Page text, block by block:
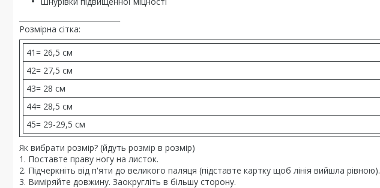
Розмірна сітка:
41= 26,5 см
42= 27,5 см
43= 28 см
44= 28,5 см
45= 29-29,5 см
Як вибрати розмір? (йдуть розмір в розмір)
1. Поставте праву ногу на листок.
2. Підчеркніть від п'яти до великого паляця (підставте картку щоб лінія вийшла рівною).
3. Виміряйте довжину. Заокругліть в більшу сторону.